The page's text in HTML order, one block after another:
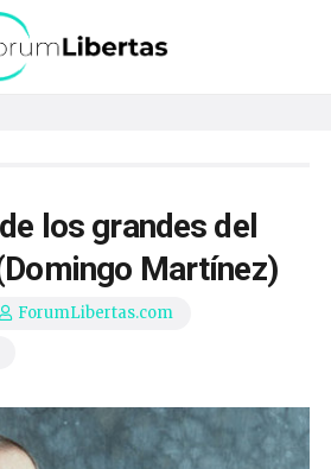
los grandes del
Martínez)
ForumLibertas.com